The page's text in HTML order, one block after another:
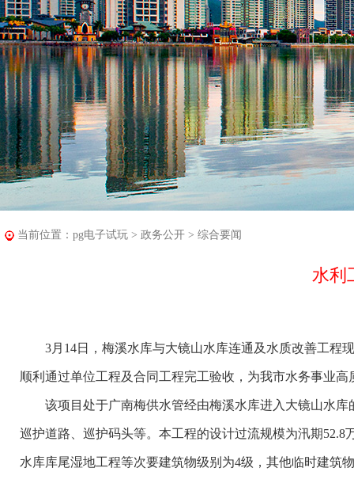
当前位置： pg电子试玩 > 政务公开 > 综合要闻
水利
3月14日，梅溪水库与大镜山水库连通及水质改善工程现
顺利通过单位工程及合同工程完工验收，为我市水务事业
该项目处于广南梅供水管经由梅溪水库进入大镜山水库
巡护道路、巡护码头等。本工程的设计过流规模为汛期52.8
水库库尾湿地工程等次要建筑物级别为4级，其他临时建筑